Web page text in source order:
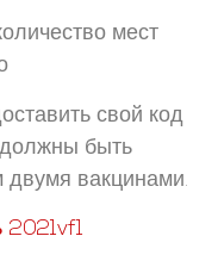
мест
свой код
быть
двумя вакцинами.